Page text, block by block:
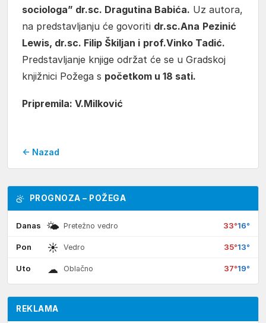
sociologa” dr.sc. Dragutina Babića. Uz autora,
na predstavljanju će govoriti dr.sc.Ana Pezinić
Lewis, dr.sc. Filip Škiljan i prof.Vinko Tadić.
Predstavljanje knjige održat će se u Gradskoj
knjižnici Požega s početkom u 18 sati.
Pripremila: V.Milković
← Nazad
PROGNOZA – POŽEGA
Danas 🌤 Pretežno vedro 33°16°
Pon ☀ Vedro 35°13°
Uto ☁ Oblačno 37°19°
REKLAMA